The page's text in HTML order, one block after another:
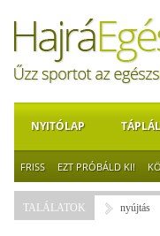
NYITÓLAP
FRISS EZT PRÓBÁLD KI!
TALÁLATOK nyújtás